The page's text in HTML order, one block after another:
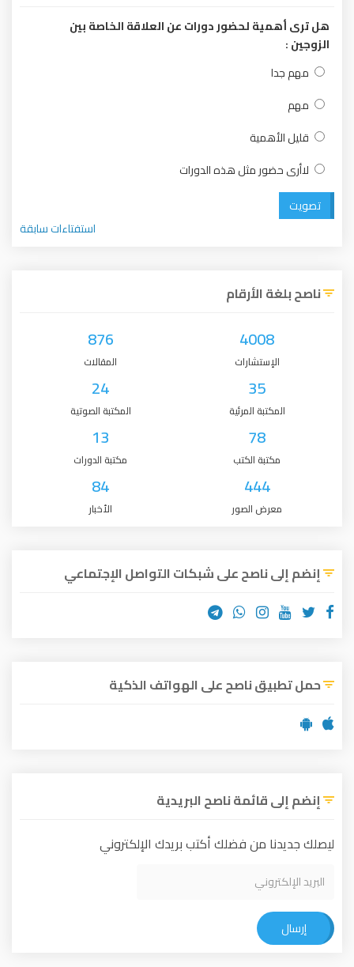
هل ترى أهمية لحضور دورات عن العلاقة الخاصة بين
الزوجين :
مهم جدا
مهم
قليل الأهمية
لاأرى حضور مثل هذه الدورات
تصويت
استفتاءات سابقة
ناصح بلغة الأرقام
4008
الإستشارات
876
المقالات
35
المكتبة المرئية
24
المكتبة الصوتية
78
مكتبة الكتب
13
مكتبة الدورات
444
معرض الصور
84
الأخبار
إنضم إلى ناصح على شبكات التواصل الإجتماعي
حمل تطبيق ناصح على الهواتف الذكية
إنضم إلى قائمة ناصح البريدية
ليصلك جديدنا من فضلك أكتب بريدك الإلكتروني
إرسال